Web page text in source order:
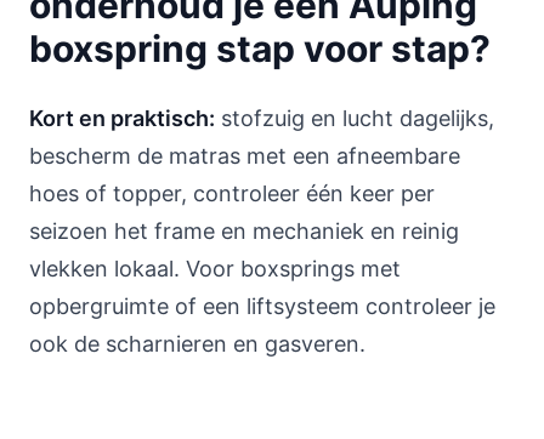
boxspring stap voor stap?
Kort en praktisch: stofzuig en lucht dagelijks,
bescherm de matras met een afneembare
hoes of topper, controleer één keer per
seizoen het frame en mechaniek en reinig
vlekken lokaal. Voor boxsprings met
opbergruimte of een liftsysteem controleer je
ook de scharnieren en gasveren.